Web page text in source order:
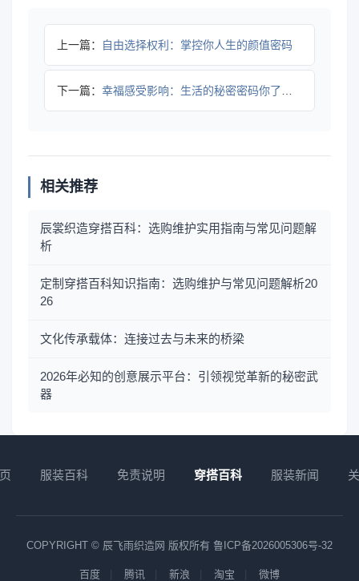
上一篇： 自由选择权利：掌控你人生的颜值密码
下一篇： 幸福感受影响：生活的秘密密码你了解吗？
相关推荐
辰裳织造穿搭百科：选购维护实用指南与常见问题解
析
定制穿搭百科知识指南：选购维护与常见问题解析20
26
文化传承载体：连接过去与未来的桥梁
2026年必知的创意展示平台：引领视觉革新的秘密武
器
服装百科 免责说明 穿搭百科 服装新闻
COPYRIGHT © 辰飞雨织造网 版权所有 鲁ICP备2026005306号-32
百度 腾讯 新浪 淘宝 微博